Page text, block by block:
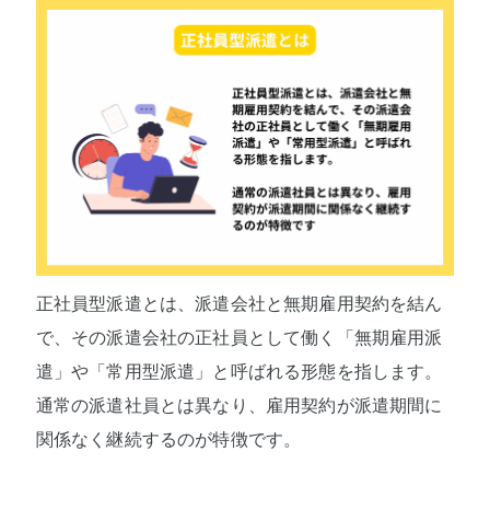
正社員型派遣とは、派遣会社と無期雇用契約を結ん
で、その派遣会社の正社員として働く「無期雇用派
遣」や「常用型派遣」と呼ばれる形態を指します。
通常の派遣社員とは異なり、雇用契約が派遣期間に
関係なく継続するのが特徴です。